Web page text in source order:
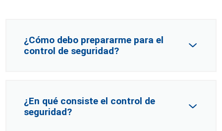
¿Cómo debo prepararme para el
control de seguridad?
¿En qué consiste el control de
seguridad?